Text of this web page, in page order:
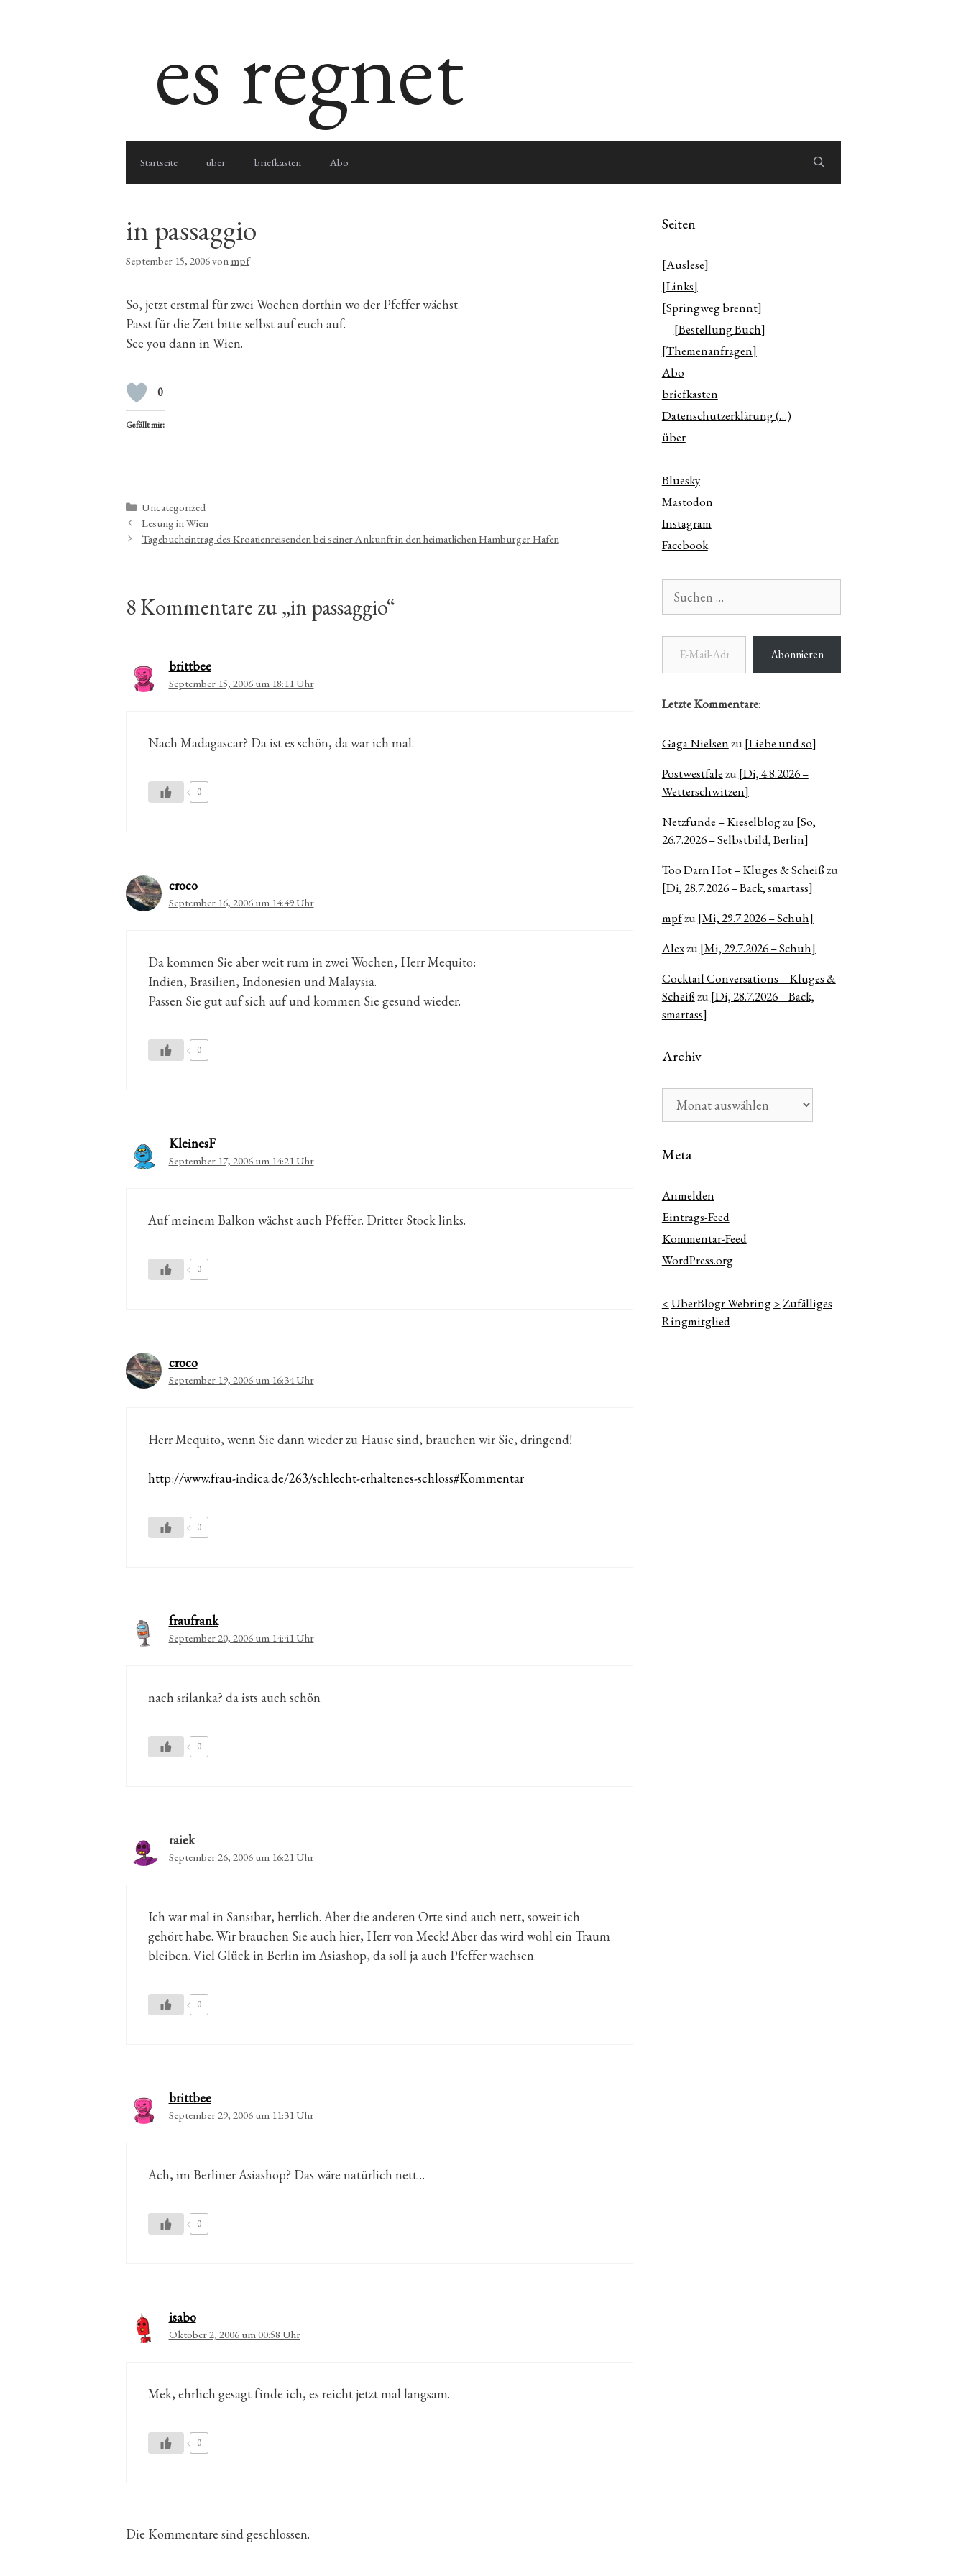
es regnet
Startseite über briefkasten Abo
in passaggio
September 15, 2006von mpf
So, jetzt erstmal für zwei Wochen dorthin wo der Pfeffer wächst.
Passt für die Zeit bitte selbst auf euch auf.
See you dann in Wien.
0
Gefällt mir:
Kategorien
Uncategorized
Lesung in Wien
Tagebucheintrag des Kroatienreisenden bei seiner Ankunft in den heimatlichen Hamburger Hafen
8 Kommentare zu „in passaggio“
brittbee
September 15, 2006 um 18:11 Uhr
Nach Madagascar? Da ist es schön, da war ich mal.
0
croco
September 16, 2006 um 14:49 Uhr
Da kommen Sie aber weit rum in zwei Wochen, Herr Mequito:
Indien, Brasilien, Indonesien und Malaysia.
Passen Sie gut auf sich auf und kommen Sie gesund wieder.
0
KleinesF
September 17, 2006 um 14:21 Uhr
Auf meinem Balkon wächst auch Pfeffer. Dritter Stock links.
0
croco
September 19, 2006 um 16:34 Uhr
Herr Mequito, wenn Sie dann wieder zu Hause sind, brauchen wir Sie, dringend!
http://www.frau-indica.de/263/schlecht-erhaltenes-schloss#Kommentar
0
fraufrank
September 20, 2006 um 14:41 Uhr
nach srilanka? da ists auch schön
0
raiek
September 26, 2006 um 16:21 Uhr
Ich war mal in Sansibar, herrlich. Aber die anderen Orte sind auch nett, soweit ich
gehört habe. Wir brauchen Sie auch hier, Herr von Meck! Aber das wird wohl ein Traum
bleiben. Viel Glück in Berlin im Asiashop, da soll ja auch Pfeffer wachsen.
0
brittbee
September 29, 2006 um 11:31 Uhr
Ach, im Berliner Asiashop? Das wäre natürlich nett…
0
isabo
Oktober 2, 2006 um 00:58 Uhr
Mek, ehrlich gesagt finde ich, es reicht jetzt mal langsam.
0
Die Kommentare sind geschlossen.
Seiten
[Auslese]
[Links]
[Springweg brennt]
[Bestellung Buch]
[Themenanfragen]
Abo
briefkasten
Datenschutzerklärung (…)
über
Bluesky
Mastodon
Instagram
Facebook
nach:
E-Mail-Adresse
Abonnieren
Letzte Kommentare:
Gaga Nielsenzu [Liebe und so]
Postwestfalezu [Di, 4.8.2026 –
Wetterschwitzen]
Netzfunde – Kieselblogzu [So,
26.7.2026 – Selbstbild, Berlin]
Too Darn Hot – Kluges & Scheißzu
[Di, 28.7.2026 – Back, smartass]
mpfzu [Mi, 29.7.2026 – Schuh]
Alexzu [Mi, 29.7.2026 – Schuh]
Cocktail Conversations – Kluges &
Scheißzu [Di, 28.7.2026 – Back,
smartass]
Archiv
Meta
Anmelden
Eintrags-Feed
Kommentar-Feed
WordPress.org
<UberBlogr Webring>Zufälliges
Ringmitglied